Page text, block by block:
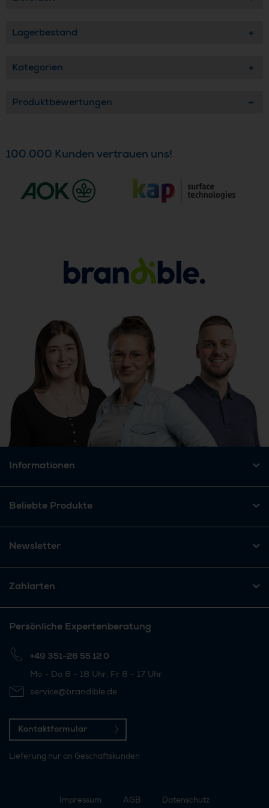
Lagerbestand
Kategorien
Produktbewertungen
100.000 Kunden vertrauen uns!
Informationen
Beliebte Produkte
Newsletter
Zahlarten
Persönliche Expertenberatung
+49 351-26 55 12 0
Mo - Do 8 - 18 Uhr, Fr 8 - 17 Uhr
service@brandible.de
Kontaktformular
Lieferung nur an Geschäftskunden
Impressum AGB Datenschutz